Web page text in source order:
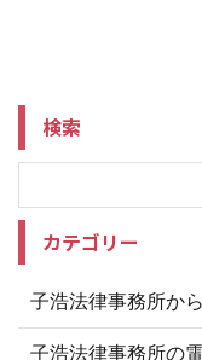
検索
カテゴリー
子浩法律事務所か
子浩法律事務所の